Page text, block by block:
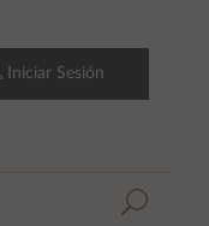
Iniciar Sesión